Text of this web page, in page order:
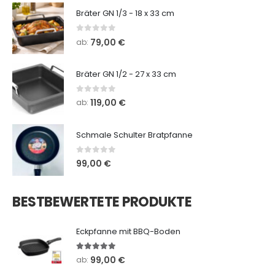
Bräter GN 1/3 - 18 x 33 cm
out of 5
ab: 79,00 €
Bräter GN 1/2 - 27 x 33 cm
out of 5
ab: 119,00 €
Schmale Schulter Bratpfanne
0out of 5
99,00 €
BESTBEWERTETE PRODUKTE
Eckpfanne mit BBQ-Boden
5.00out of 5
ab: 99,00 €